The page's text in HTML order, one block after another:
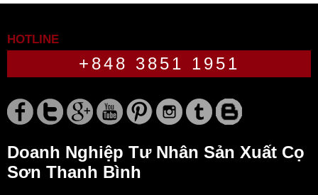
HOTLINE
+848 3851 1951
Doanh Nghiệp Tư Nhân Sản Xuất Cọ
Sơn Thanh Bình